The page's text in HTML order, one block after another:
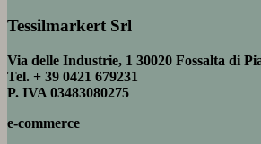
Tessilmarkert Srl
Via delle Industrie, 1 30020 Fossalta di
Tel. + 39 0421 679231
P. IVA 03483080275
e-commerce